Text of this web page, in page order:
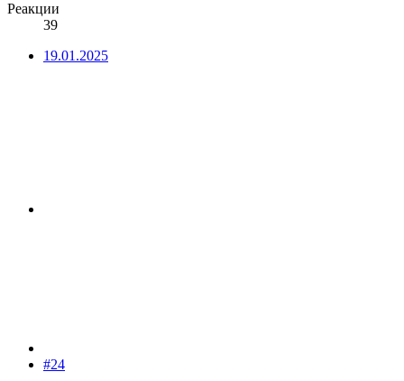
Реакции
39
19.01.2025
#24